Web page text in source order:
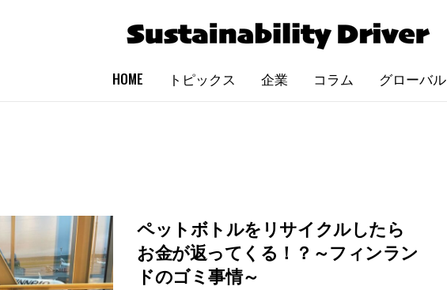
HOME トピックス 企業 コラム グローバル
ペットボトルをリサイクルしたら
お金が返ってくる！？～フィンラン
ドのゴミ事情～